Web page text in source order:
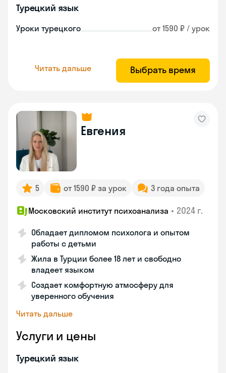
Турецкий язык
Уроки турецкого от 1590 ₽ / урок
Читать дальше Выбрать время
Евгения
5 от 1590 ₽ за урок 3 года опыта
Московский институт психоанализа • 2024 г.
Обладает дипломом психолога и опытом
работы с детьми
Жила в Турции более 18 лет и свободно
владеет языком
Создает комфортную атмосферу для
уверенного обучения
Читать дальше
Услуги и цены
Турецкий язык